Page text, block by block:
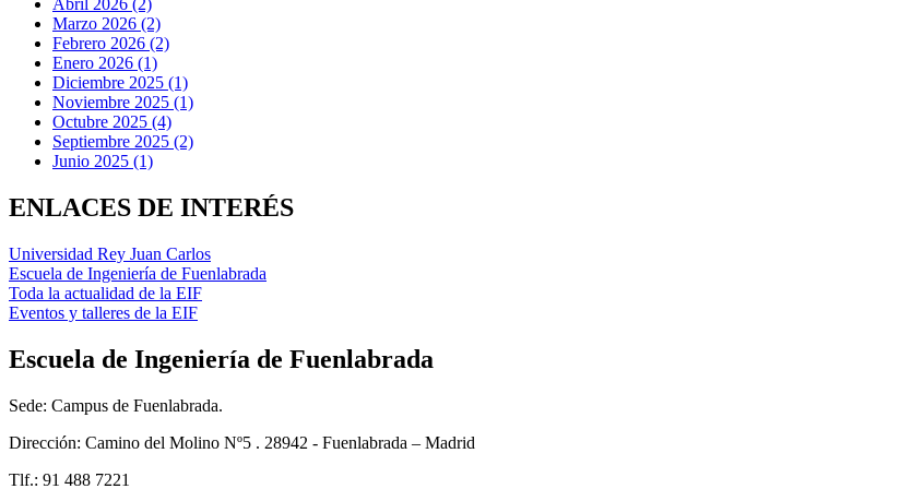
Abril 2026 (2)
Marzo 2026 (2)
Febrero 2026 (2)
Enero 2026 (1)
Diciembre 2025 (1)
Noviembre 2025 (1)
Octubre 2025 (4)
Septiembre 2025 (2)
Junio 2025 (1)
ENLACES DE INTERÉS
Universidad Rey Juan Carlos
Escuela de Ingeniería de Fuenlabrada
Toda la actualidad de la EIF
Eventos y talleres de la EIF
Escuela de Ingeniería de Fuenlabrada
Sede: Campus de Fuenlabrada.
Dirección: Camino del Molino Nº5 . 28942 - Fuenlabrada – Madrid
Tlf.: 91 488 7221